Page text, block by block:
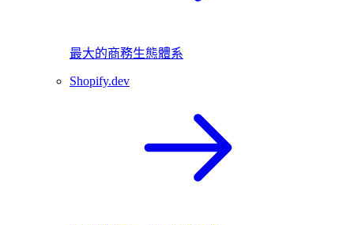
最大的商務生態體系
Shopify.dev